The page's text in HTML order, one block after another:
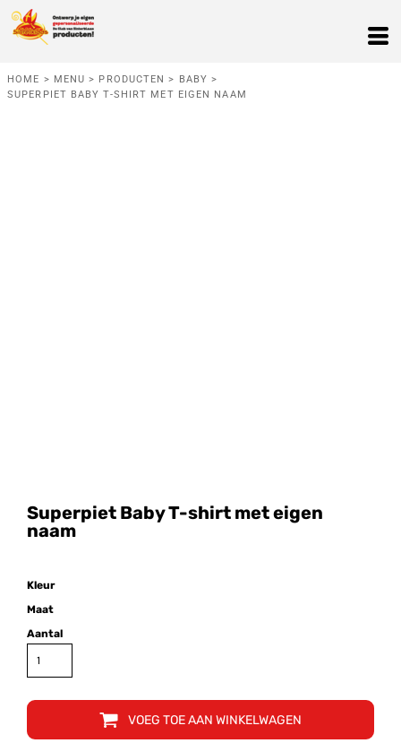
HOME > MENU > PRODUCTEN > BABY >
SUPERPIET BABY T-SHIRT MET EIGEN NAAM
Superpiet Baby T-shirt met eigen
naam
Kleur
Maat
Aantal
VOEG TOE AAN WINKELWAGEN